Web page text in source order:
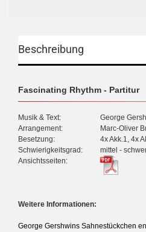
Beschreibung
Fascinating Rhythm - Partitur
Musik & Text:
George
Arrangement:
Marc-Oliver
Besetzung:
4x Akk.1, 4x
Schwierigkeitsgrad:
mittel -
Ansichtsseiten:
Weitere Informationen:
George Gershwins Sahnestückchen